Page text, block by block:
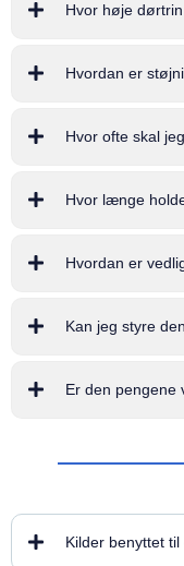
Hvor høje
Hvordan er
Hvor ofte skal
Hvor længe
Hvordan er
Kan jeg styre
Er den pengene
Kilder benyttet